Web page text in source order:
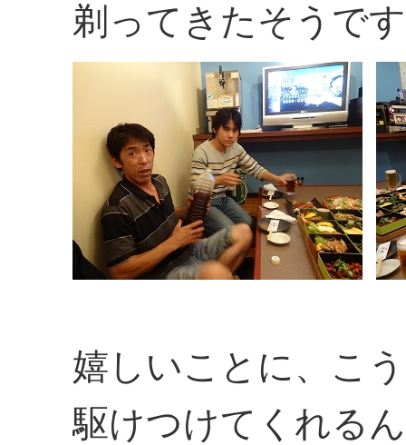
剃ってきたそうで
嬉しいことに、こ
駆けつけてくれる